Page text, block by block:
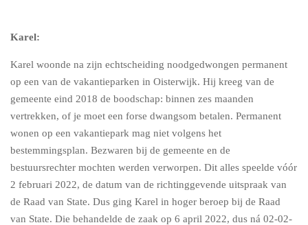
Karel:
Karel woonde na zijn echtscheiding noodgedwongen permanent
op een van de vakantieparken in Oisterwijk. Hij kreeg van de
gemeente eind 2018 de boodschap: binnen zes maanden
vertrekken, of je moet een forse dwangsom betalen. Permanent
wonen op een vakantiepark mag niet volgens het
bestemmingsplan. Bezwaren bij de gemeente en de
bestuursrechter mochten werden verworpen. Dit alles speelde vóór
2 februari 2022, de datum van de richtinggevende uitspraak van
de Raad van State. Dus ging Karel in hoger beroep bij de Raad
van State. Die behandelde de zaak op 6 april 2022, dus ná 02-02-